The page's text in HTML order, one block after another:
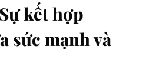
kết hợp
sức mạnh và